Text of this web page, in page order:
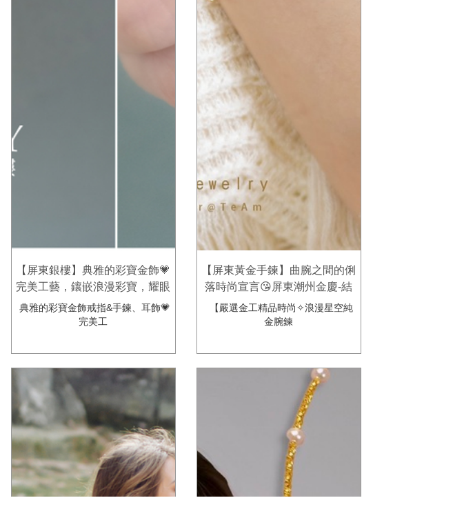
【屏東銀樓】典雅的彩寶金飾💗
完美工藝，鑲嵌浪漫彩寶，耀眼
而美麗✨屏東潮州金慶-結婚金
飾鑽石鉑金珠寶專賣店
典雅的彩寶金飾戒指&手鍊、耳飾💗
完美工
【屏東黃金手鍊】曲腕之間的俐
落時尚宣言😘屏東潮州金慶-結
婚金飾鑽石鉑金珠寶專賣店。多
款時尚精緻黃金手鍊推薦！
【嚴選金工精品時尚✧浪漫星空純
金腕鍊